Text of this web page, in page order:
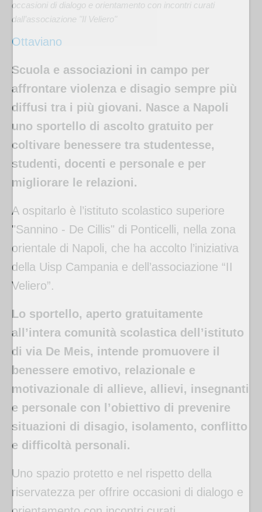
occasioni di dialogo e orientamento con incontri curati
dall’associazione "Il Veliero"
Ottaviano
Scuola e associazioni in campo per
affrontare violenza e disagio sempre più
diffusi tra i più giovani. Nasce a Napoli
uno sportello di ascolto gratuito per
coltivare benessere tra studentesse,
studenti, docenti e personale e per
migliorare le relazioni.
A ospitarlo è l’istituto scolastico superiore
"Sannino - De Cillis" di Ponticelli, nella zona
orientale di Napoli, che ha accolto l’iniziativa
della Uisp Campania e dell’associazione “II
Veliero”.
Lo sportello, aperto gratuitamente
all’intera comunità scolastica dell’istituto
di via De Meis, intende promuovere il
benessere emotivo, relazionale e
motivazionale di allieve, allievi, insegnanti
e personale con l’obiettivo di prevenire
situazioni di disagio, isolamento, conflitto
e difficoltà personali.
Uno spazio protetto e nel rispetto della
riservatezza per offrire occasioni di dialogo e